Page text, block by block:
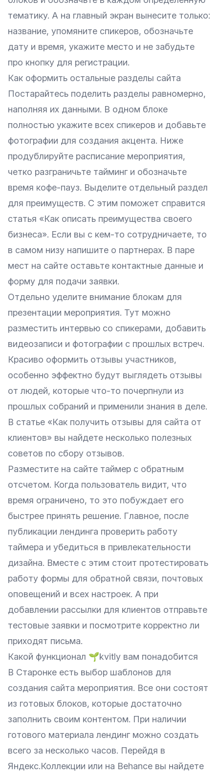
тематику. А на главный экран вынесите только:
название, упомяните спикеров, обозначьте
дату и время, укажите место и не забудьте
про кнопку для регистрации.
Как оформить остальные разделы сайта
Постарайтесь поделить разделы равномерно,
наполняя их данными. В одном блоке
полностью укажите всех спикеров и добавьте
фотографии для создания акцента. Ниже
продублируйте расписание мероприятия,
четко разграничьте тайминг и обозначьте
время кофе-пауз. Выделите отдельный раздел
для преимуществ. С этим поможет справится
статья «Как описать преимущества своего
бизнеса». Если вы с кем-то сотрудничаете, то
в самом низу напишите о партнерах. В паре
мест на сайте оставьте контактные данные и
форму для подачи заявки.
Отдельно уделите внимание блокам для
презентации мероприятия. Тут можно
разместить интервью со спикерами, добавить
видеозаписи и фотографии с прошлых встреч.
Красиво оформить отзывы участников,
особенно эффектно будут выглядеть отзывы
от людей, которые что-то почерпнули из
прошлых собраний и применили знания в деле.
В статье «Как получить отзывы для сайта от
клиентов» вы найдете несколько полезных
советов по сбору отзывов.
Разместите на сайте таймер с обратным
отсчетом. Когда пользователь видит, что
время ограничено, то это побуждает его
быстрее принять решение. Главное, после
публикации лендинга проверить работу
таймера и убедиться в привлекательности
дизайна. Вместе с этим стоит протестировать
работу формы для обратной связи, почтовых
оповещений и всех настроек. А при
добавлении рассылки для клиентов отправьте
тестовые заявки и посмотрите корректно ли
приходят письма.
Какой функционал 🌱kvitly вам понадобится
В Старонке есть выбор шаблонов для
создания сайта мероприятия. Все они состоят
из готовых блоков, которые достаточно
заполнить своим контентом. При наличии
готового материала лендинг можно создать
всего за несколько часов. Перейдя в
Яндекс.Коллекции или на Behance вы найдете